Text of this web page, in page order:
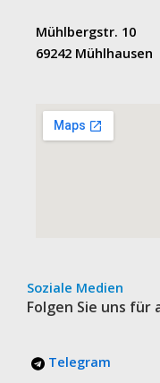
Mühlbergstr. 10
69242 Mühlhausen
Soziale Medien
Folgen Sie uns
Telegram